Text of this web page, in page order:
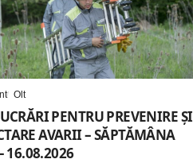
Olt
PENTRU PREVENIRE ȘI
AVARII – SĂPTĂMÂNA
16.08.2026